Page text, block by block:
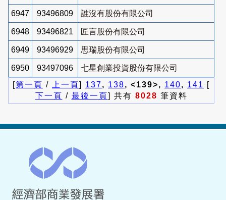
6947 93496809 誰沒有股份有限公司
6948 93496821 匠言股份有限公司
6949 93496929 思瑞股份有限公司
6950 93497096
七星創業投資股份有限公司
[第一頁 / 上一頁] 137, 138, <139>, 140, 141
[
下一頁 / 最後一頁] 共有 8028 筆資料